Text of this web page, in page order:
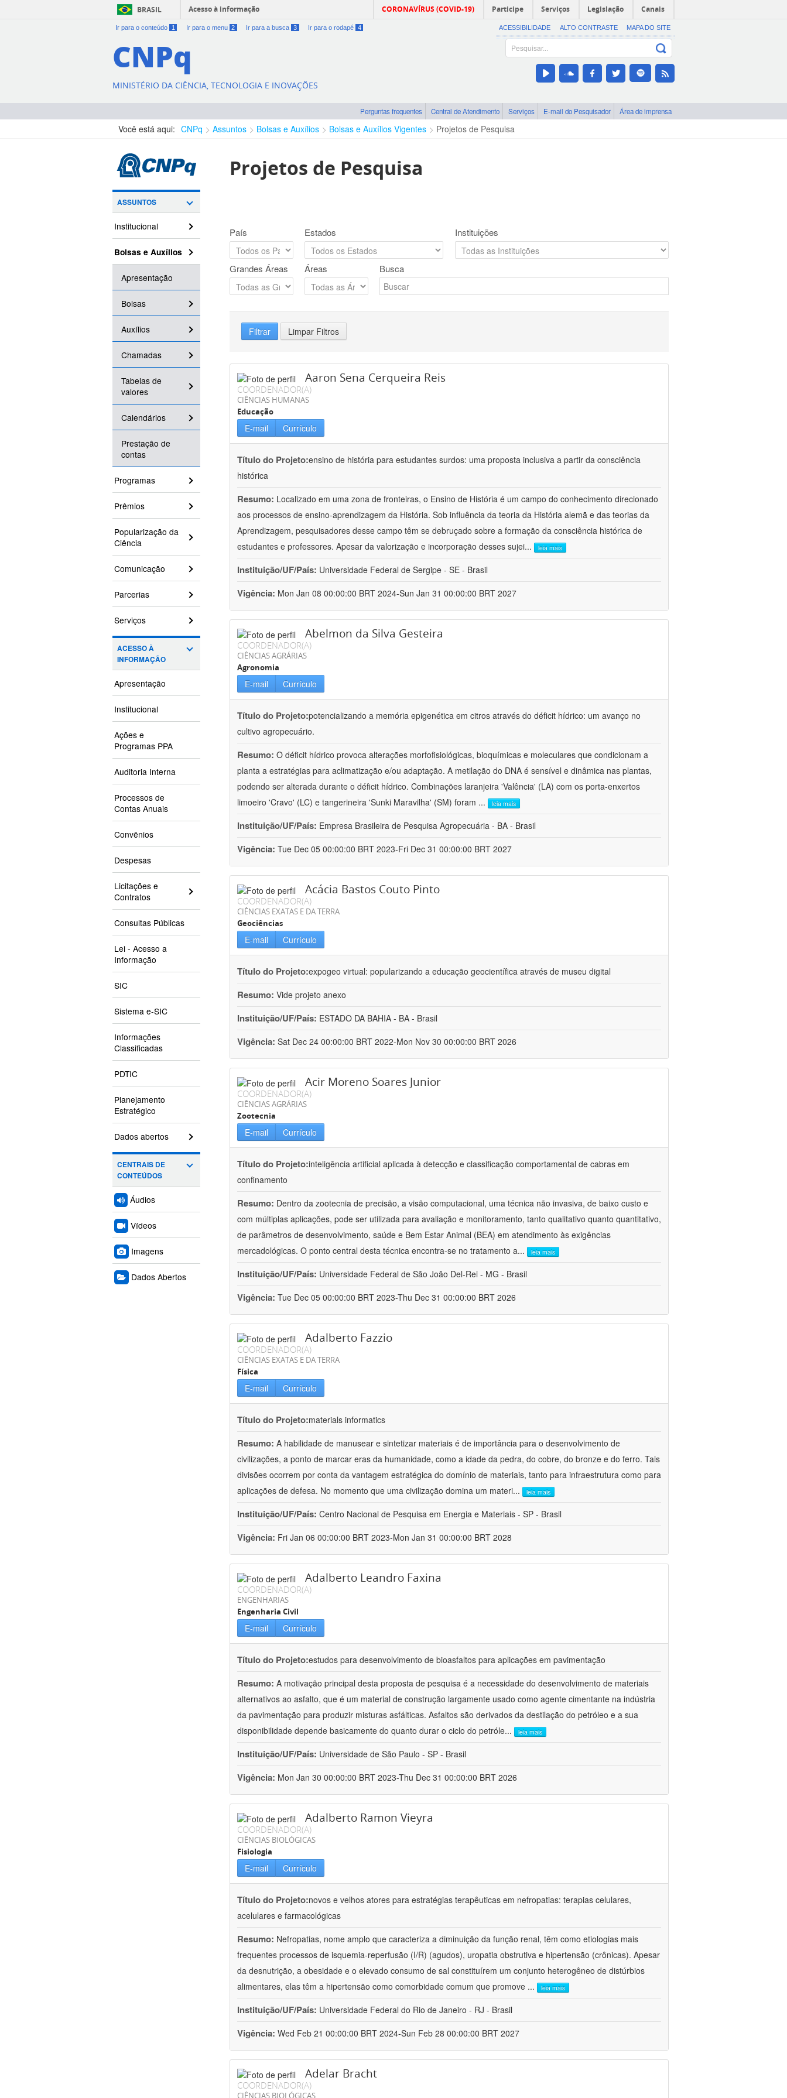
BRASIL Acesso à informação CORONAVÍRUS (COVID-19) Participe Serviços Legislação Canais
Ir para o conteúdo 1 Ir para o menu 2 Ir para a busca 3 Ir para o rodapé 4 ACESSIBILIDADE ALTO CONTRASTE MAPA DO SITE
CNPq
MINISTÉRIO DA CIÊNCIA, TECNOLOGIA E INOVAÇÕES
Perguntas frequentes Central de Atendimento Serviços E-mail do Pesquisador Área de imprensa
Você está aqui: CNPq Assuntos Bolsas e Auxílios Bolsas e Auxílios Vigentes Projetos de Pesquisa
ASSUNTOS
Institucional
Bolsas e Auxílios
Apresentação
Bolsas
Auxílios
Chamadas
Tabelas de
valores
Calendários
Prestação de
contas
Programas
Prêmios
Popularização da
Ciência
Comunicação
Parcerias
Serviços
ACESSO À
INFORMAÇÃO
Apresentação
Institucional
Ações e
Programas PPA
Auditoria Interna
Processos de
Contas Anuais
Convênios
Despesas
Licitações e
Contratos
Consultas Públicas
Lei - Acesso a
Informação
SIC
Sistema e-SIC
Informações
Classificadas
PDTIC
Planejamento
Estratégico
Dados abertos
CENTRAIS DE
CONTEÚDOS
Áudios
Vídeos
Imagens
Dados Abertos
Projetos de Pesquisa
País Estados Instituições
Grandes Áreas Áreas Busca
Filtrar Limpar Filtros
Aaron Sena Cerqueira Reis
COORDENADOR(A)
CIÊNCIAS HUMANAS
Educação
E-mail Currículo
Título do Projeto:ensino de história para estudantes surdos: uma proposta inclusiva a partir da consciência
histórica
Resumo: Localizado em uma zona de fronteiras, o Ensino de História é um campo do conhecimento direcionado
aos processos de ensino-aprendizagem da História. Sob influência da teoria da História alemã e das teorias da
Aprendizagem, pesquisadores desse campo têm se debruçado sobre a formação da consciência histórica de
estudantes e professores. Apesar da valorização e incorporação desses sujei... leia mais
Instituição/UF/País: Universidade Federal de Sergipe - SE - Brasil
Vigência: Mon Jan 08 00:00:00 BRT 2024-Sun Jan 31 00:00:00 BRT 2027
Abelmon da Silva Gesteira
COORDENADOR(A)
CIÊNCIAS AGRÁRIAS
Agronomia
E-mail Currículo
Título do Projeto:potencializando a memória epigenética em citros através do déficit hídrico: um avanço no
cultivo agropecuário.
Resumo: O déficit hídrico provoca alterações morfofisiológicas, bioquímicas e moleculares que condicionam a
planta a estratégias para aclimatização e/ou adaptação. A metilação do DNA é sensível e dinâmica nas plantas,
podendo ser alterada durante o déficit hídrico. Combinações laranjeira 'Valência' (LA) com os porta-enxertos
limoeiro 'Cravo' (LC) e tangerineira 'Sunki Maravilha' (SM) foram ... leia mais
Instituição/UF/País: Empresa Brasileira de Pesquisa Agropecuária - BA - Brasil
Vigência: Tue Dec 05 00:00:00 BRT 2023-Fri Dec 31 00:00:00 BRT 2027
Acácia Bastos Couto Pinto
COORDENADOR(A)
CIÊNCIAS EXATAS E DA TERRA
Geociências
E-mail Currículo
Título do Projeto:expogeo virtual: popularizando a educação geocientífica através de museu digital
Resumo: Vide projeto anexo
Instituição/UF/País: ESTADO DA BAHIA - BA - Brasil
Vigência: Sat Dec 24 00:00:00 BRT 2022-Mon Nov 30 00:00:00 BRT 2026
Acir Moreno Soares Junior
COORDENADOR(A)
CIÊNCIAS AGRÁRIAS
Zootecnia
E-mail Currículo
Título do Projeto:inteligência artificial aplicada à detecção e classificação comportamental de cabras em
confinamento
Resumo: Dentro da zootecnia de precisão, a visão computacional, uma técnica não invasiva, de baixo custo e
com múltiplas aplicações, pode ser utilizada para avaliação e monitoramento, tanto qualitativo quanto quantitativo,
de parâmetros de desenvolvimento, saúde e Bem Estar Animal (BEA) em atendimento às exigências
mercadológicas. O ponto central desta técnica encontra-se no tratamento a... leia mais
Instituição/UF/País: Universidade Federal de São João Del-Rei - MG - Brasil
Vigência: Tue Dec 05 00:00:00 BRT 2023-Thu Dec 31 00:00:00 BRT 2026
Adalberto Fazzio
COORDENADOR(A)
CIÊNCIAS EXATAS E DA TERRA
Física
E-mail Currículo
Título do Projeto:materials informatics
Resumo: A habilidade de manusear e sintetizar materiais é de importância para o desenvolvimento de
civilizações, a ponto de marcar eras da humanidade, como a idade da pedra, do cobre, do bronze e do ferro. Tais
divisões ocorrem por conta da vantagem estratégica do domínio de materiais, tanto para infraestrutura como para
aplicações de defesa. No momento que uma civilização domina um materi... leia mais
Instituição/UF/País: Centro Nacional de Pesquisa em Energia e Materiais - SP - Brasil
Vigência: Fri Jan 06 00:00:00 BRT 2023-Mon Jan 31 00:00:00 BRT 2028
Adalberto Leandro Faxina
COORDENADOR(A)
ENGENHARIAS
Engenharia Civil
E-mail Currículo
Título do Projeto:estudos para desenvolvimento de bioasfaltos para aplicações em pavimentação
Resumo: A motivação principal desta proposta de pesquisa é a necessidade do desenvolvimento de materiais
alternativos ao asfalto, que é um material de construção largamente usado como agente cimentante na indústria
da pavimentação para produzir misturas asfálticas. Asfaltos são derivados da destilação do petróleo e a sua
disponibilidade depende basicamente do quanto durar o ciclo do petróle... leia mais
Instituição/UF/País: Universidade de São Paulo - SP - Brasil
Vigência: Mon Jan 30 00:00:00 BRT 2023-Thu Dec 31 00:00:00 BRT 2026
Adalberto Ramon Vieyra
COORDENADOR(A)
CIÊNCIAS BIOLÓGICAS
Fisiologia
E-mail Currículo
Título do Projeto:novos e velhos atores para estratégias terapêuticas em nefropatias: terapias celulares,
acelulares e farmacológicas
Resumo: Nefropatias, nome amplo que caracteriza a diminuição da função renal, têm como etiologias mais
frequentes processos de isquemia-reperfusão (I/R) (agudos), uropatia obstrutiva e hipertensão (crônicas). Apesar
da desnutrição, a obesidade e o elevado consumo de sal constituírem um conjunto heterogêneo de distúrbios
alimentares, elas têm a hipertensão como comorbidade comum que promove ... leia mais
Instituição/UF/País: Universidade Federal do Rio de Janeiro - RJ - Brasil
Vigência: Wed Feb 21 00:00:00 BRT 2024-Sun Feb 28 00:00:00 BRT 2027
Adelar Bracht
COORDENADOR(A)
CIÊNCIAS BIOLÓGICAS